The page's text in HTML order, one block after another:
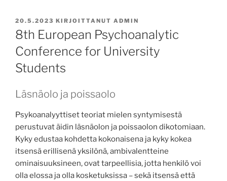
JULKAISTU
20.5.2023 KIRJOITTANUT ADMIN
8th European Psychoanalytic
Conference for University
Students
Läsnäolo ja poissaolo
Psykoanalyyttiset teoriat mielen syntymisestä
perustuvat äidin läsnäolon ja poissaolon dikotomiaan.
Kyky edustaa kohdetta kokonaisena ja kyky kokea
itsensä erillisenä yksilönä, ambivalentteine
ominaisuuksineen, ovat tarpeellisia, jotta henkilö voi
olla elossa ja olla kosketuksissa – sekä itsensä että